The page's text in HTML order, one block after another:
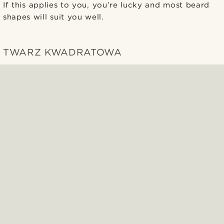
If this applies to you, you’re lucky and most beard
shapes will suit you well.
TWARZ KWADRATOWA